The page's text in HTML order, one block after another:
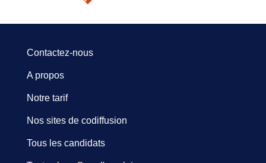
Contactez-nous
A propos
Notre tarif
Nos sites de codiffusion
Tous les candidats